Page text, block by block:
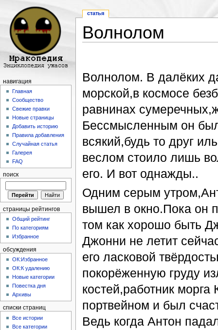
Волнолом
Волнолом. В далёких
морской,в космосе
равнинах
Бессмысленным он
всякий,будь то друг
веслом стоило лишь
его. И вот однажды..
Одним серым
вышел в окно.Пока он
том как хорошо быть
Джонни не летит
его ласковой
покорёженную груду
костей,работник
портвейном и был
Ведь когда Антон
статья
навигация
Главная
Сообщество
Свежие правки
Новые страницы
Добавить историю
Правила добавления
Случайная статья
Галерея
FAQ
поиск
страницы рейтингов
Общий рейтинг
По категориям
Избранное
обсуждения
ОК:Избранное
ОК:К удалению
Новые категории
Повестка дня
Архивы
списки страниц
Все истории
Все категории